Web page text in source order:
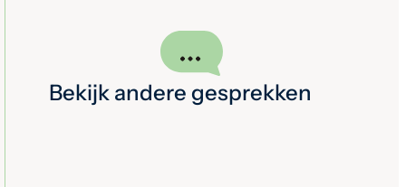
Bekijk andere gesprekken